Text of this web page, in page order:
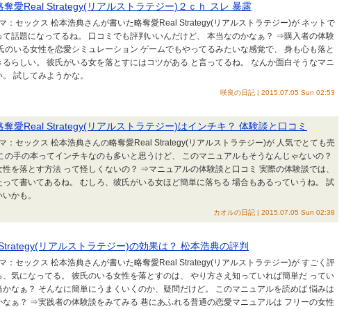
愛Real Strategy(リアルストラテジー)２ｃｈ スレ 暴露
：セックス 松本浩典さんが書いた略奪愛Real Strategy(リアルストラテジー)が ネットで
て話題になってるね。 口コミでも評判いいんだけど、 本当なのかなぁ？ ⇒購入者の体験
のいる女性を恋愛シミュレーション ゲームでもやってるみたいな感覚で、 身も心も落と
るらしい。 彼氏がいる女を落とすにはコツがある と言ってるね。 なんか面白そうなマニ
。 試してみようかな。
咲良の日記 | 2015.07.05 Sun 02:53
愛Real Strategy(リアルストラテジー)はインチキ？ 体験談と口コミ
：セックス 松本浩典さんの略奪愛Real Strategy(リアルストラテジー)が 人気でとても売
の手の本ってインチキなのも多いと思うけど、 このマニュアルもそうなんじゃないの？
性を落とす方法 って怪しくないの？ ⇒マニュアルの体験談と口コミ 実際の体験談では、
って書いてあるね。 むしろ、彼氏がいる女ほど簡単に落ちる 場合もあるっていうね。 試
いかも。
カオルの日記 | 2015.07.05 Sun 02:38
リアルストラテジー)の効果は？ 松本浩典の評判
：セックス 松本浩典さんが書いた略奪愛Real Strategy(リアルストラテジー)が すごく評
、気になってる。 彼氏のいる女性を落とすのは、 やり方さえ知っていれば簡単だ ってい
かなぁ？ そんなに簡単にうまくいくのか、疑問だけど。 このマニュアルを読めば 悩みは
なぁ？ ⇒実践者の体験談をみてみる 巷にあふれる普通の恋愛マニュアルは フリーの女性